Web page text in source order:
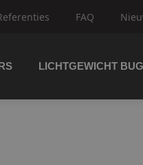
FAQ
LICHTGEWICHT